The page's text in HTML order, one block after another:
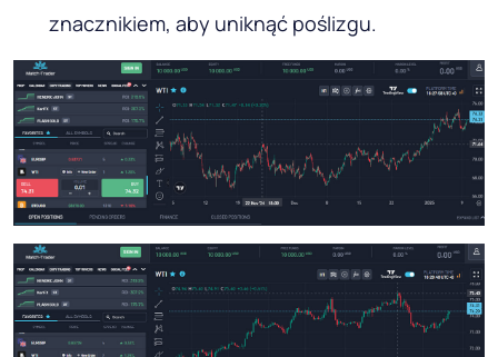
znacznikiem, aby uniknąć poślizgu.